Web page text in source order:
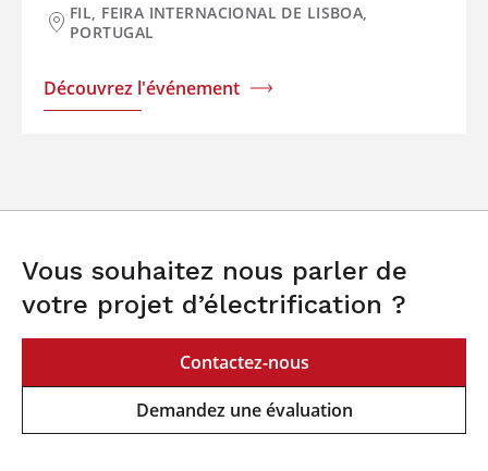
FIL, FEIRA INTERNACIONAL DE LISBOA,
PORTUGAL
Découvrez l'événement
Vous souhaitez nous parler de
votre projet d’électrification ?
Contactez-nous
Demandez une évaluation